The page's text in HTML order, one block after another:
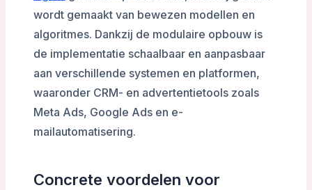
wordt gemaakt van bewezen modellen en
algoritmes. Dankzij de modulaire opbouw is
de implementatie schaalbaar en aanpasbaar
aan verschillende systemen en platformen,
waaronder CRM- en advertentietools zoals
Meta Ads, Google Ads en e-
mailautomatisering.
Concrete voordelen voor